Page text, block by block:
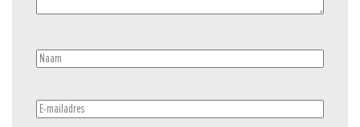
Naam(Vereist)
E-
mailadres(Vereist)